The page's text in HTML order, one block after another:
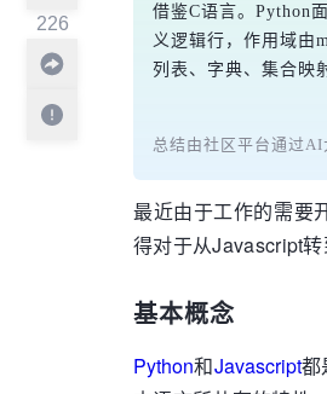
226
借鉴C语言。Python
义逻辑行，作用域由
列表、字典、集合映
总结由社区平台通过
最近由于工作的需要
得对于从Javascript
基本概念
Python和Javascript都